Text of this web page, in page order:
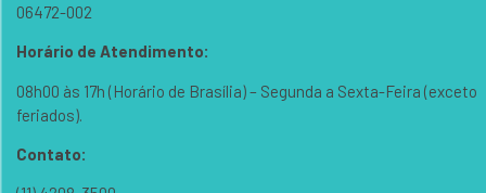
06472-002
Horário de Atendimento:
08h00 às 17h (Horário de Brasília) – Segunda a Sexta-Feira (exceto
feriados).
Contato: